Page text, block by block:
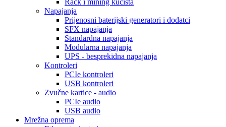
Rack i mining kućišta
Napajanja
Prijenosni baterijski generatori i dodatci
SFX napajanja
Standardna napajanja
Modularna napajanja
UPS - besprekidna napajanja
Kontroleri
PCIe kontroleri
USB kontroleri
Zvučne kartice - audio
PCIe audio
USB audio
Mrežna oprema